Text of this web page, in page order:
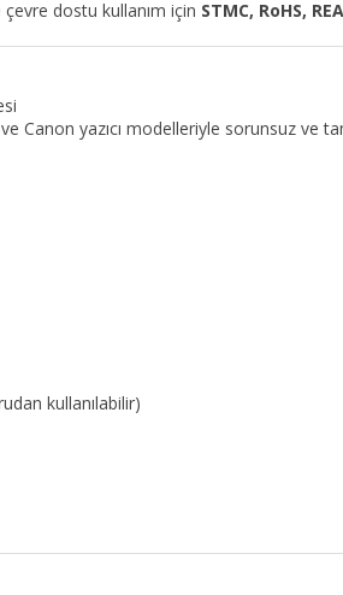
çevre dostu kullanım için STMC, RoHS,
Canon yazıcı modelleriyle sorunsuz ve
kullanılabilir)